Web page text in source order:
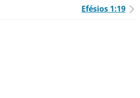
Efésios 1:19